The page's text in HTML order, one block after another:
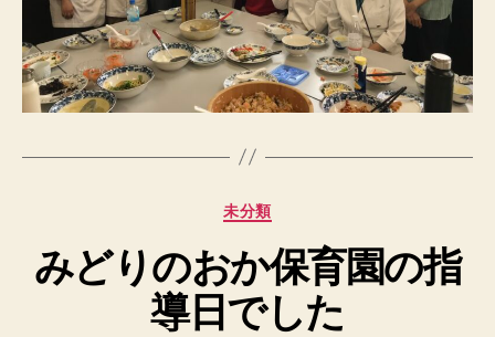
カ
ゴ
リ
ー
未分類
みどりのおか保育園の指
導日でした